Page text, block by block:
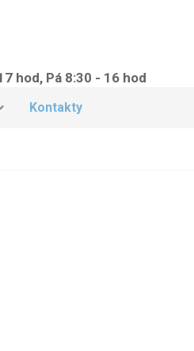
hod, Pá 8:30 - 16 hod
Kontakty